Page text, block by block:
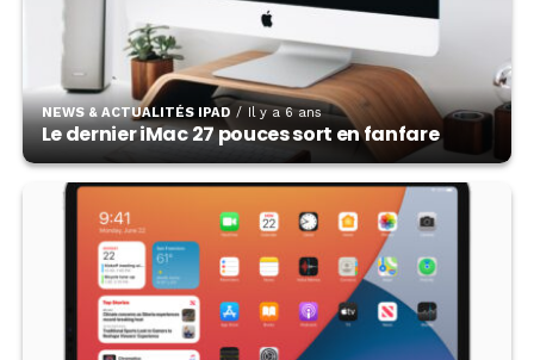
NEWS & ACTUALITÉS IPAD Il y a 6 ans
Le dernier iMac 27 pouces sort en fanfare